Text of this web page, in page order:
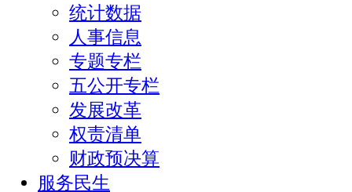
统计数据
人事信息
专题专栏
五公开专栏
发展改革
权责清单
财政预决算
服务民生